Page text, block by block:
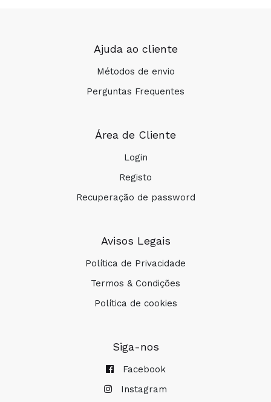
Ajuda ao cliente
Métodos de envio
Perguntas Frequentes
Área de Cliente
Login
Registo
Recuperação de password
Avisos Legais
Política de Privacidade
Termos & Condições
Política de cookies
Siga-nos
Facebook
Instagram